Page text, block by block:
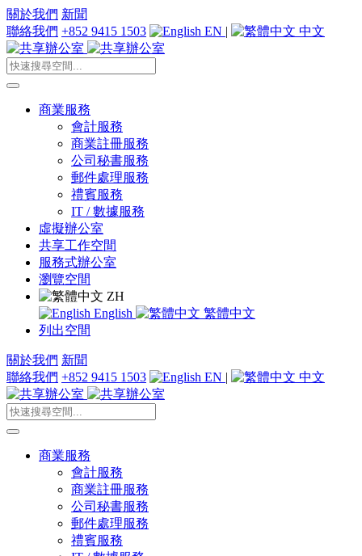
關於我們 新聞
聯絡我們 +852 9415 1503 EN | 中文
商業服務
會計服務
商業註冊服務
公司秘書服務
郵件處理服務
禮賓服務
IT / 數據服務
虛擬辦公室
共享工作空間
服務式辦公室
瀏覽空間
ZH
English
繁體中文
列出空間
關於我們 新聞
聯絡我們 +852 9415 1503 EN | 中文
商業服務
會計服務
商業註冊服務
公司秘書服務
郵件處理服務
禮賓服務